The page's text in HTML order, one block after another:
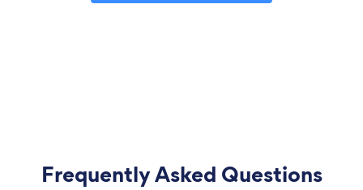
Frequently Asked Questions